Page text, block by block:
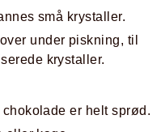
små krystaller.
under piskning, til
krystaller.
er helt sprød.